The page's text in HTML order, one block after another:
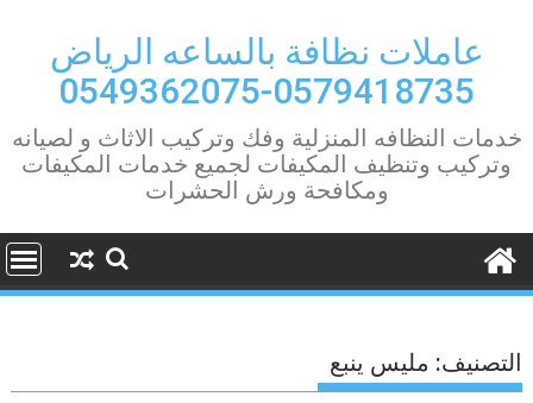
contentعاملات نظافة بالساعه الرياض
0579418735-0549362075
خدمات النظافه المنزلية وفك وتركيب الاثاث و لصيانه
وتركيب وتنظيف المكيفات لجميع خدمات المكيفات
ومكافحة ورش الحشرات
التصنيف: مليس ينبع